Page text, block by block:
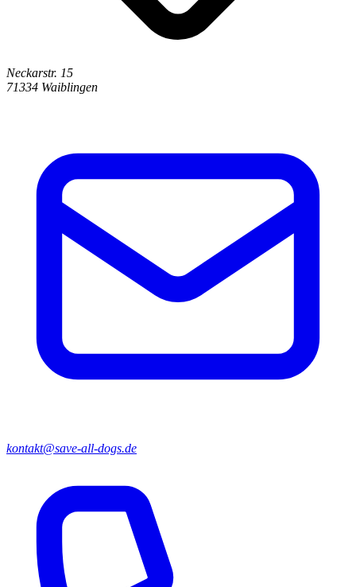
Neckarstr. 15
71334 Waiblingen
kontakt@save-all-dogs.de